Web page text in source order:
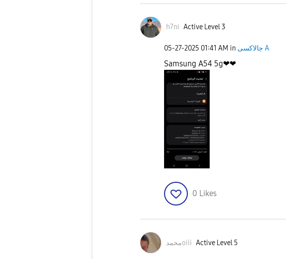
h7ni Active Level 3
‎05-27-2025 01:41 AM in جالاكسى A
Samsung A54 5g❤❤
0 Likes
محمدoiii Active Level 5